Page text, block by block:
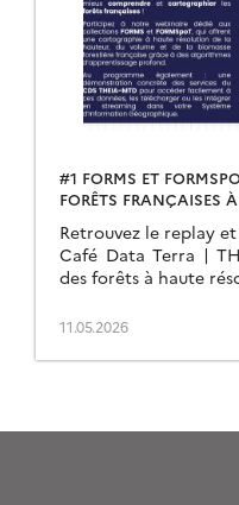
#1 FORMS ET
FORÊTS FRANÇAISES
Retrouvez le replay
Café Data Terra |
des forêts à haute
11.05.2026